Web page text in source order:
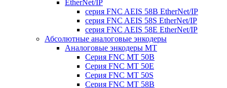
EtherNet/IP
серия FNC AEIS 58B EtherNet/IP
серия FNC AEIS 58S EtherNet/IP
серия FNC AEIS 58E EtherNet/IP
Абсолютные аналоговые энкодеры
Аналоговые энкодеры MT
Серия FNC MT 50B
Серия FNC MT 50E
Серия FNC MT 50S
Серия FNC MT 58B